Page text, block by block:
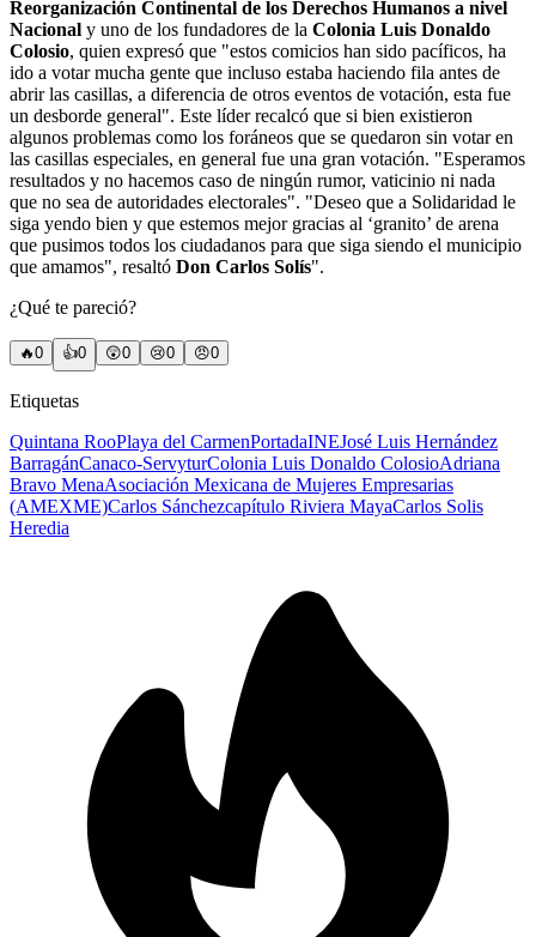
Reorganización Continental de los Derechos Humanos a nivel
Nacional y uno de los fundadores de la Colonia Luis Donaldo
Colosio, quien expresó que "estos comicios han sido pacíficos, ha
ido a votar mucha gente que incluso estaba haciendo fila antes de
abrir las casillas, a diferencia de otros eventos de votación, esta fue
un desborde general". Este líder recalcó que si bien existieron
algunos problemas como los foráneos que se quedaron sin votar en
las casillas especiales, en general fue una gran votación. "Esperamos
resultados y no hacemos caso de ningún rumor, vaticinio ni nada
que no sea de autoridades electorales". "Deseo que a Solidaridad le
siga yendo bien y que estemos mejor gracias al ‘granito’ de arena
que pusimos todos los ciudadanos para que siga siendo el municipio
que amamos", resaltó Don Carlos Solís".
¿Qué te pareció?
🔥0 👍0 😲0 😢0 😠0
Etiquetas
Quintana RooPlaya del CarmenPortadaINEJosé Luis Hernández
BarragánCanaco-ServyturColonia Luis Donaldo ColosioAdriana
Bravo MenaAsociación Mexicana de Mujeres Empresarias
(AMEXME)Carlos Sánchezcapítulo Riviera MayaCarlos Solis
Heredia